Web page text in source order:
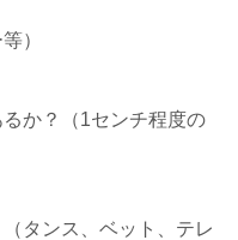
）
か？（1センチ程度の
タンス、ベット、テレ